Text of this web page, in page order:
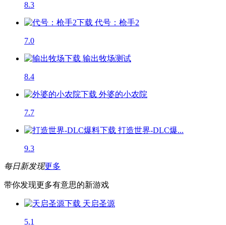
8.3
代号：枪手2
7.0
输出牧场测试
8.4
外婆的小农院
7.7
打造世界-DLC爆...
9.3
每日新发现更多
带你发现更多有意思的新游戏
天启圣源
5.1